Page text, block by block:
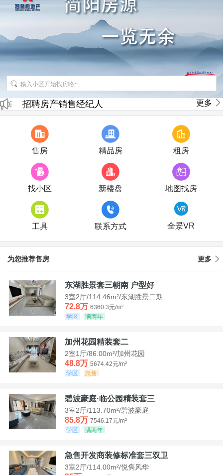
招聘房产销售经纪人
房产直播
更多
售房 精品房 租房
找小区 新楼盘 地图找房
工具 联系方式 全景VR
为您推荐售房 更多
东湖胜景套三朝南 户型好
3室2厅/114.46m²/东湖胜景二期
72.8万 6360.3元/m²
学区
满两年
加州花园精装套二
2室1厅/86.00m²/加州花园
48.8万 5674.42元/m²
学区
急售
碧波豪庭·临公园精装套三
3室2厅/113.70m²/碧波豪庭
85.8万 7546.17元/m²
学区
满两年
急售开发商装修标准套三双卫
3室2厅/114.00m²/悦隽风华